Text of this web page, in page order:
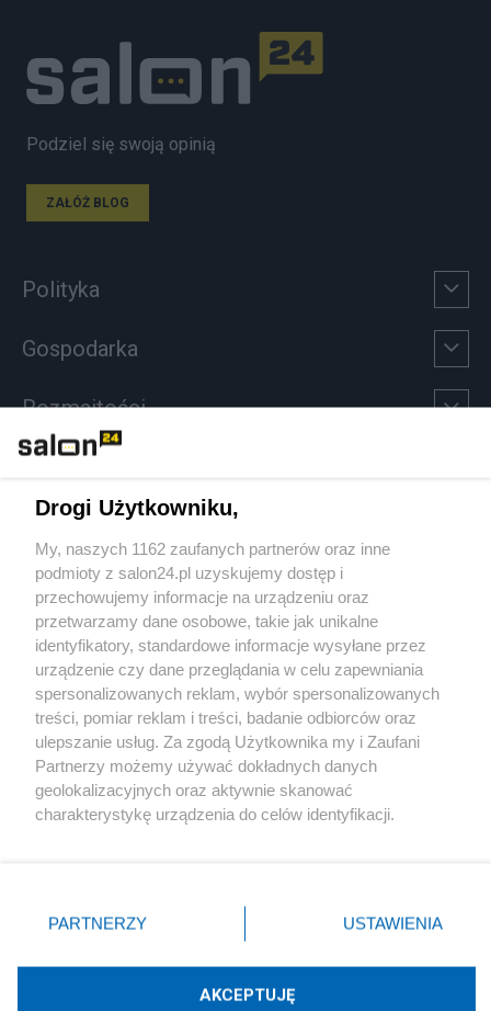
Podziel się swoją opinią
ZAŁÓŻ BLOG
Polityka
Gospodarka
Rozmaitości
Sport
Społeczeństwo
Kultura
X Facebook Instagram Youtube
Drogi Użytkowniku,
My, naszych 1162 zaufanych partnerów oraz inne
podmioty z salon24.pl uzyskujemy dostęp i
przechowujemy informacje na urządzeniu oraz
przetwarzamy dane osobowe, takie jak unikalne
identyfikatory, standardowe informacje wysyłane przez
urządzenie czy dane przeglądania w celu zapewniania
spersonalizowanych reklam, wybór spersonalizowanych
treści, pomiar reklam i treści, badanie odbiorców oraz
ulepszanie usług. Za zgodą Użytkownika my i Zaufani
Partnerzy możemy używać dokładnych danych
geolokalizacyjnych oraz aktywnie skanować
charakterystykę urządzenia do celów identyfikacji.
zmienić/wycofać klikając przycisk ustawień prywatności
znajdujący się w lewym dolnym rogu strony
rodzaje przetwarzania danych nie wymagają zgody
użytkownika, ale masz prawo sprzeciwić się takiemu
PARTNERZY USTAWIENIA
AKCEPTUJĘ